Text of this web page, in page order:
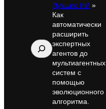
Поиск
Лучшие ИИ »
Как
автоматически
расширить
экспертных
агентов до
мультиагентных
систем с
помощью
эволюционного
алгоритма.